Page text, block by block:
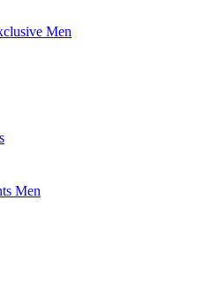
Men
Men